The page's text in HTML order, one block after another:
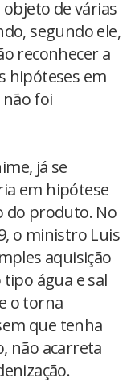
de várias
segundo ele,
reconhecer a
hipóteses em
foi
já se
em hipótese
do produto. No
o ministro Luis
aquisição
água e sal
o torna
que tenha
não acarreta